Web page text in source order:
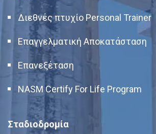
Διεθνές πτυχίο Personal Trainer
Επαγγελματική Αποκατάσταση
Επανεξέταση
NASM Certify For Life Program
Σταδιοδρομία